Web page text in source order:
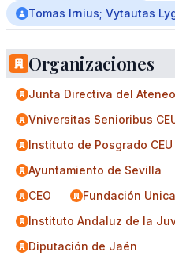
Tomas Irnius; Vytautas
Organizaciones
Junta Directiva del Ateneo
Vniversitas Senioribus
Instituto de Posgrado
Ayuntamiento de Sevilla
CEO
Fundación
Instituto Andaluz de la
Diputación de Jaén